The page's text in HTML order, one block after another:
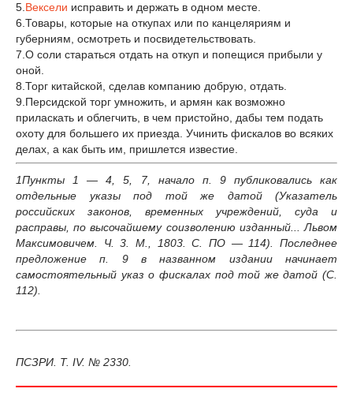
5. Вексели исправить и держать в одном месте.
6.Товары, которые на откупах или по канцеляриям и
губерниям, осмотреть и посвидетельствовать.
7.О соли стараться отдать на откуп и попещися прибыли у
оной.
8.Торг китайской, сделав компанию добрую, отдать.
9.Персидской торг умножить, и армян как возможно
приласкать и облегчить, в чем пристойно, дабы тем подать
охоту для большего их приезда. Учинить фискалов во всяких
делах, а как быть им, пришлется известие.
1Пункты 1 — 4, 5, 7, начало п. 9 публиковались как
отдельные указы под той же датой (Указатель
российских законов, временных учреждений, суда и
расправы, по высочайшему соизволению изданный... Львом
Максимовичем. Ч. 3. М., 1803. С. ПО — 114). Последнее
предложение п. 9 в названном издании начинает
самостоятельный указ о фискалах под той же датой (С.
112).
ПСЗРИ. Т. IV. № 2330.